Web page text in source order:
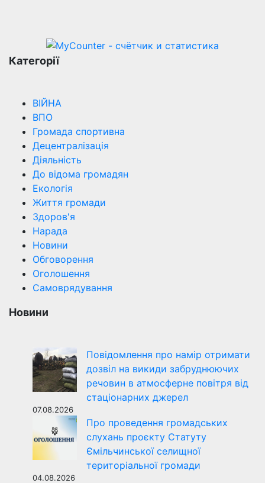
Категорії
ВІЙНА
ВПО
Громада спортивна
Децентралізація
Діяльність
До відома громадян
Екологія
Життя громади
Здоров'я
Нарада
Новини
Обговорення
Оголошення
Самоврядування
Новини
Повідомлення про намір отримати
дозвіл на викиди забруднюючих
речовин в атмосферне повітря від
стаціонарних джерел
07.08.2026
Про проведення громадських
слухань проєкту Статуту
Ємільчинської селищної
територіальної громади
04.08.2026